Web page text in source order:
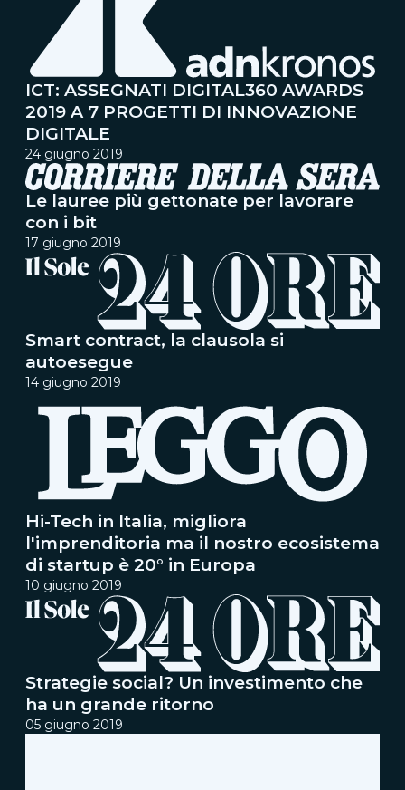
ICT: ASSEGNATI DIGITAL360 AWARDS
2019 A 7 PROGETTI DI INNOVAZIONE
DIGITALE
24 giugno 2019
Le lauree più gettonate per lavorare
con i bit
17 giugno 2019
Smart contract, la clausola si
autoesegue
14 giugno 2019
Hi-Tech in Italia, migliora
l'imprenditoria ma il nostro ecosistema
di startup è 20° in Europa
10 giugno 2019
Strategie social? Un investimento che
ha un grande ritorno
05 giugno 2019